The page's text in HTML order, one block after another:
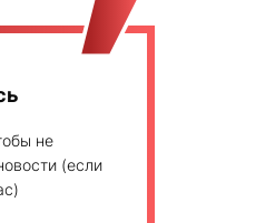
не
(если